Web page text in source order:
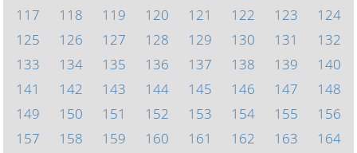
117
118 119 120 121 122 123
124
125
126 127 128 129 130 131
132
133
134 135 136 137 138 139
140
141
142 143 144 145 146 147
148
149
150 151 152 153 154 155
156
157
158 159 160 161 162 163
164